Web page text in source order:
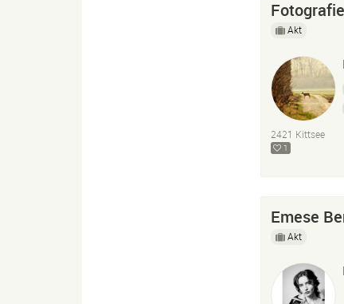
Akt
2421 Kittsee
1
Emese
Akt